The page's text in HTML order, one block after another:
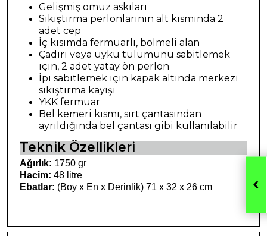
Gelişmiş omuz askıları
Sıkıştırma perlonlarının alt kısmında 2
adet cep
İç kısımda fermuarlı, bölmeli alan
Çadırı veya uyku tulumunu sabitlemek
için, 2 adet yatay ön perlon
İpi sabitlemek için kapak altında merkezi
sıkıştırma kayışı
YKK fermuar
Bel kemeri kısmı, sırt çantasından
ayrıldığında bel çantası gibi kullanılabilir
Teknik Özellikleri
Ağırlık: 1750 gr
Hacim: 48 litre
Ebatlar: (Boy x En x Derinlik) 71 x 32 x 26 cm